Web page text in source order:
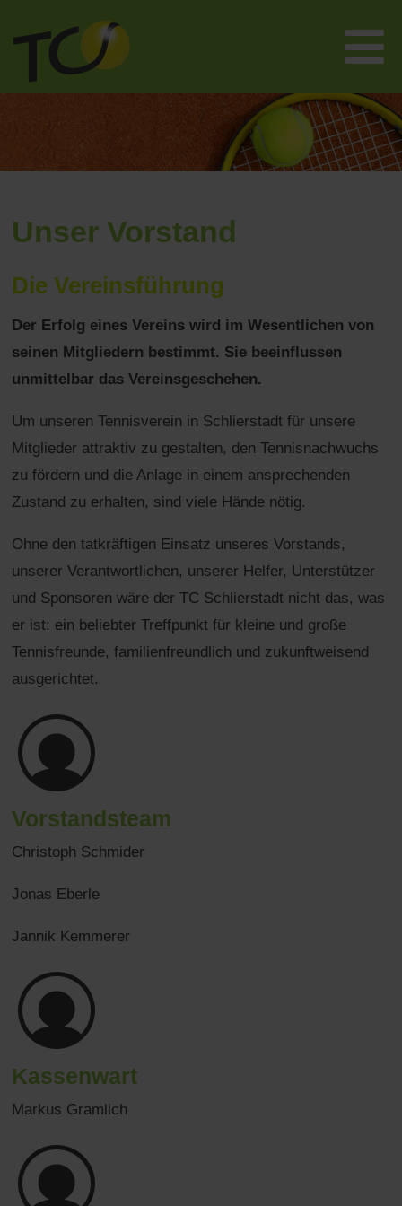
Unser Vorstand
Die Vereinsführung
Der Erfolg eines Vereins wird im Wesentlichen von
seinen Mitgliedern bestimmt. Sie beeinflussen
unmittelbar das Vereinsgeschehen.
Um unseren Tennisverein in Schlierstadt für unsere
Mitglieder attraktiv zu gestalten, den Tennisnachwuchs
zu fördern und die Anlage in einem ansprechenden
Zustand zu erhalten, sind viele Hände nötig.
Ohne den tatkräftigen Einsatz unseres Vorstands,
unserer Verantwortlichen, unserer Helfer, Unterstützer
und Sponsoren wäre der TC Schlierstadt nicht das, was
er ist: ein beliebter Treffpunkt für kleine und große
Tennisfreunde, familienfreundlich und zukunftweisend
ausgerichtet.
Vorstandsteam
Christoph Schmider
Jonas Eberle
Jannik Kemmerer
Kassenwart
Markus Gramlich